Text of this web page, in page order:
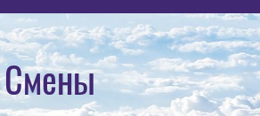
Смены